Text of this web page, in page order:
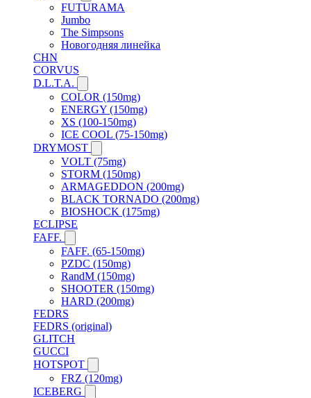
FUTURAMA
Jumbo
The Simpsons
Новогодняя линейка
CHN
CORVUS
D.L.T.A.
COLOR (150mg)
ENERGY (150mg)
XS (100-150mg)
ICE COOL (75-150mg)
DRYMOST
VOLT (75mg)
STORM (150mg)
ARMAGEDDON (200mg)
BLACK TORNADO (200mg)
BIOSHOCK (175mg)
ECLIPSE
FAFF.
FAFF. (65-150mg)
PZDC (150mg)
RandM (150mg)
SHOOTER (150mg)
HARD (200mg)
FEDRS
FEDRS (original)
GLITCH
GUCCI
HOTSPOT
FRZ (120mg)
ICEBERG